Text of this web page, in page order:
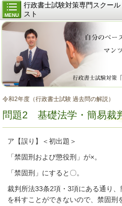
MENU
行政書士試験対策専門スクー
スト
令和2年度（行政書士試験 過去問の解説）
問題2 基礎法学・簡易
ア【誤り】＜初出題＞
「禁固刑および懲役刑」が×。
「禁固刑」にすると〇。
裁判所法33条2項・3項にある通り
を科すことができないので、禁固刑